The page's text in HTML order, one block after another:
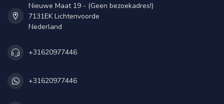
Nieuwe Maat 19 - (Geen bezoekadres!)
7131EK Lichtenvoorde
Nederland
+31620977446
+31620977446